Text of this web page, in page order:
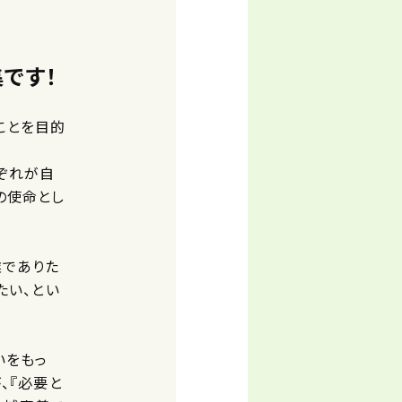
す！
とを目的
れが自
使命とし
ありた
い、とい
もっ
『必要と